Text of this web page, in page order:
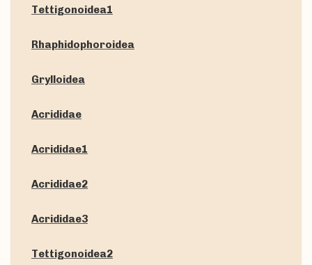
Tettigonoidea1
Rhaphidophoroidea
Grylloidea
Acrididae
Acrididae1
Acrididae2
Acrididae3
Tettigonoidea2